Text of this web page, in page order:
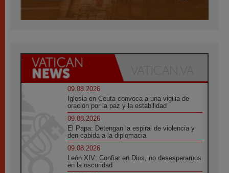
09.08.2026
Iglesia en Ceuta convoca a una vigilia de
oración por la paz y la estabilidad
09.08.2026
El Papa: Detengan la espiral de violencia y
den cabida a la diplomacia
09.08.2026
León XIV: Confiar en Dios, no desesperarnos
en la oscuridad